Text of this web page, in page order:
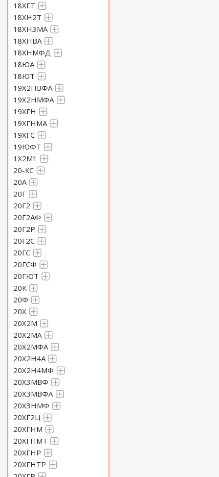
18ХГТ
18ХН2Т
18ХН3МА
18ХНВА
18ХНМФД
18ЮА
18ЮТ
19Х2НВФА
19Х2НМФА
19ХГН
19ХГНМА
19ХГС
19ЮФТ
1Х2М1
20-КС
20А
20Г
20Г2
20Г2АФ
20Г2Р
20Г2С
20ГС
20ГСФ
20ГЮТ
20К
20Ф
20Х
20Х2М
20Х2МА
20Х2МФА
20Х2Н4А
20Х2Н4МФ
20Х3МВФ
20Х3МВФА
20Х3НМФ
20ХГ2Ц
20ХГНМ
20ХГНМТ
20ХГНР
20ХГНТР